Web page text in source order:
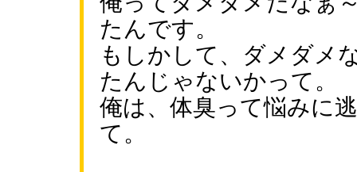
たんです。
もしかして、ダメダメ
たんじゃないかって。
俺は、体臭って悩みに
て。